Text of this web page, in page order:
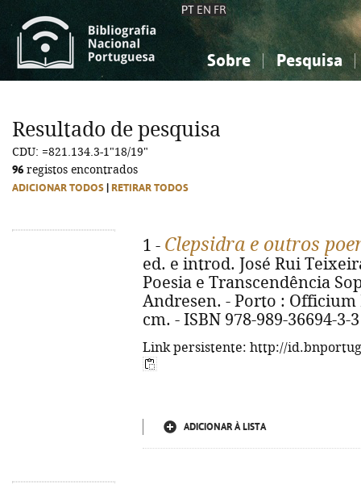
PT EN FR
Sobre Pesquisa
Ciências sociais...
Ciências sociais...
Resultado de pesquisa
CDU: =821.134.3-1"18/19"
96 registos encontrados
ADICIONAR TODOS RETIRAR TODOS
1 - Clepsidra e outros
ed. e introd. José Rui
Poesia e Transcendência
Andresen. - Porto : Officium
cm. - ISBN 978-989-36694-3-3
Link persistente: http://
ADICIONAR À LISTA